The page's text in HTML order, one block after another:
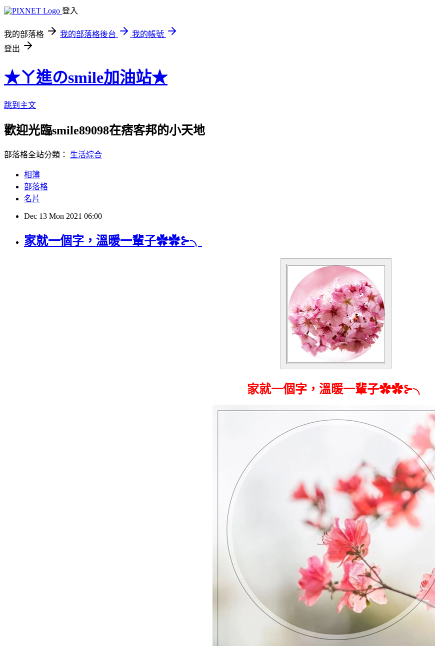
登入
我的部落格 我的部落格後台
我的帳號
登出
★ㄚ進のsmile加油站★
跳到主文
歡迎光臨smile89098在痞客邦的小天地
部落格全站分類： 生活綜合
相簿
部落格
名片
Dec 13 Mon 2021 06:00
家就一個字，溫暖一輩子✿✿⊱╮
家就一個字，溫暖一輩子✿✿⊱╮